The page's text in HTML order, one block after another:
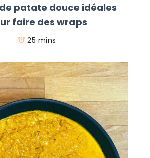
patate douce idéales
faire des wraps
25 mins